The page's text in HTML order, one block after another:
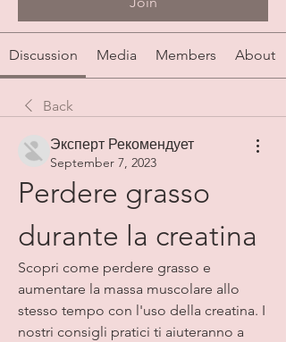
Discussion Media Members About
Back
Эксперт Рекомендует
September 7, 2023
Perdere grasso
durante la creatina
Scopri come perdere grasso e
aumentare la massa muscolare allo
stesso tempo con l'uso della creatina. I
nostri consigli pratici ti aiuteranno a